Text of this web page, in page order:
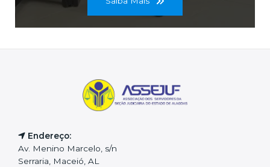
Endereço:
Av. Menino Marcelo, s/n
Serraria, Maceió, AL